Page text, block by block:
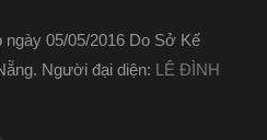
05/05/2016 Do Sở Kế
Người đại diện: LÊ ĐÌNH